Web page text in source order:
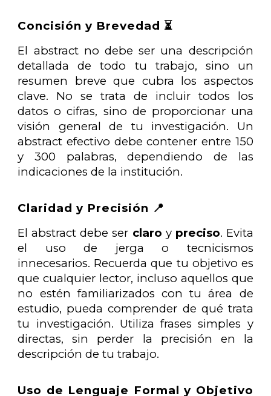
Concisión y Brevedad ⏳
El abstract no debe ser una descripción
detallada de todo tu trabajo, sino un
resumen breve que cubra los aspectos
clave. No se trata de incluir todos los
datos o cifras, sino de proporcionar una
visión general de tu investigación. Un
abstract efectivo debe contener entre 150
y 300 palabras, dependiendo de las
indicaciones de la institución.
Claridad y Precisión 📍
El abstract debe ser claro y preciso. Evita
el uso de jerga o tecnicismos
innecesarios. Recuerda que tu objetivo es
que cualquier lector, incluso aquellos que
no estén familiarizados con tu área de
estudio, pueda comprender de qué trata
tu investigación. Utiliza frases simples y
directas, sin perder la precisión en la
descripción de tu trabajo.
Uso de Lenguaje Formal y Objetivo